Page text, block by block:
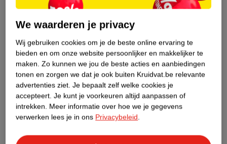
Productinformatie
Etiketinformatie
Nature Impact Score
Dit product heeft (nog) geen Nature
Impact Score.
Meer informatie
We waarderen je privacy
Wij gebruiken cookies om je de beste online ervaring te
bieden en om onze website persoonlijker en makkelijker te
maken. Zo kunnen we jou de beste acties en aanbiedingen
tonen en zorgen we dat je ook buiten Kruidvat.be relevante
advertenties ziet. Je bepaalt zelf welke cookies je
accepteert. Je kunt je voorkeuren altijd aanpassen of
intrekken. Meer informatie over hoe we je gegevens
verwerken lees je in ons Privacybeleid.